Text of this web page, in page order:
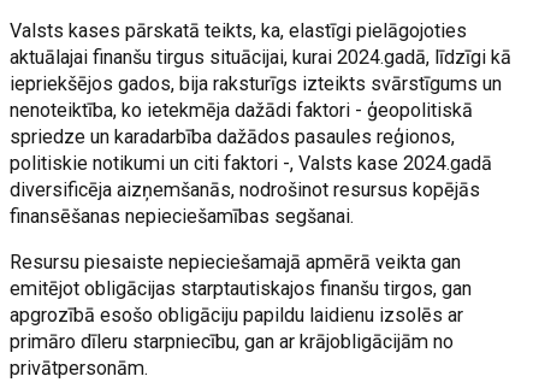
Valsts kases pārskatā teikts, ka, elastīgi pielāgojoties
aktuālajai finanšu tirgus situācijai, kurai 2024.gadā, līdzīgi kā
iepriekšējos gados, bija raksturīgs izteikts svārstīgums un
nenoteiktība, ko ietekmēja dažādi faktori - ģeopolitiskā
spriedze un karadarbība dažādos pasaules reģionos,
politiskie notikumi un citi faktori -, Valsts kase 2024.gadā
diversificēja aizņemšanās, nodrošinot resursus kopējās
finansēšanas nepieciešamības segšanai.
Resursu piesaiste nepieciešamajā apmērā veikta gan
emitējot obligācijas starptautiskajos finanšu tirgos, gan
apgrozībā esošo obligāciju papildu laidienu izsolēs ar
primāro dīleru starpniecību, gan ar krājobligācijām no
privātpersonām.